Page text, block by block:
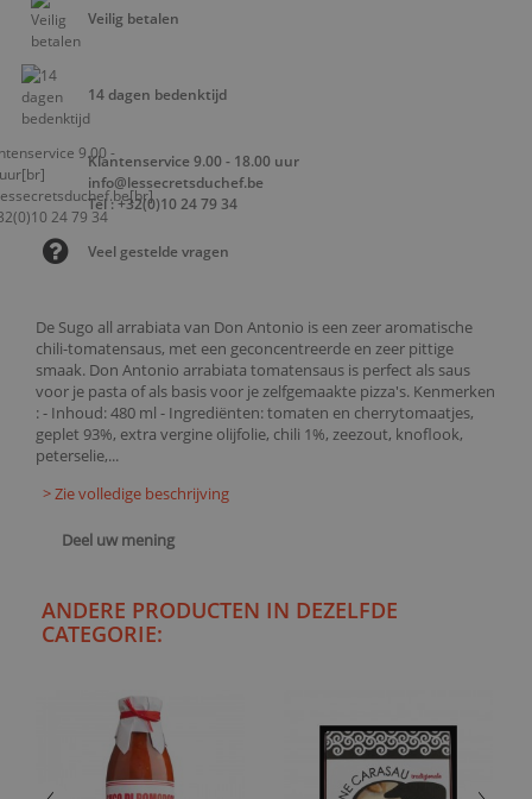
De Sugo all arrabiata van Don Antonio is een zeer aromatische
chili-tomatensaus, met een geconcentreerde en zeer pittige
smaak. Don Antonio arrabiata tomatensaus is perfect als saus
voor je pasta of als basis voor je zelfgemaakte pizza's. Kenmerken
: - Inhoud: 480 ml - Ingrediënten: tomaten en cherrytomaatjes,
geplet 93%, extra vergine olijfolie, chili 1%, zeezout, knoflook,
peterselie,...
> Zie volledige beschrijving
Deel uw mening
Veilig betalen
14 dagen bedenktijd
Klantenservice 9.00 - 18.00 uur
info@lessecretsduchef.be
Tel : +32(0)10 24 79 34
Veel gestelde vragen
ANDERE PRODUCTEN IN DEZELFDE
CATEGORIE: